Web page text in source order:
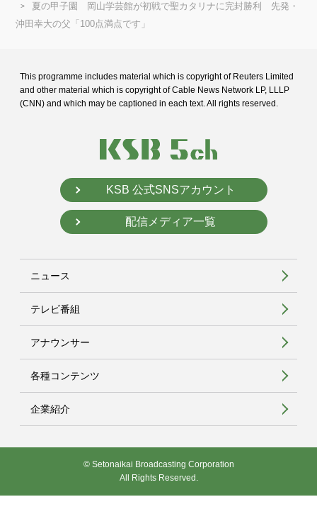
夏の甲子園 岡山学芸館が初戦で聖カタリナに完封勝利 先発・
沖田幸大の父「100点満点です」
This programme includes material which is copyright of Reuters Limited
and other material which is copyright of Cable News Network LP, LLLP
(CNN) and which may be captioned in each text. All rights reserved.
KSB 公式SNSアカウント
配信メディア一覧
ニュース
テレビ番組
アナウンサー
各種コンテンツ
企業紹介
© Setonaikai Broadcasting Corporation
All Rights Reserved.